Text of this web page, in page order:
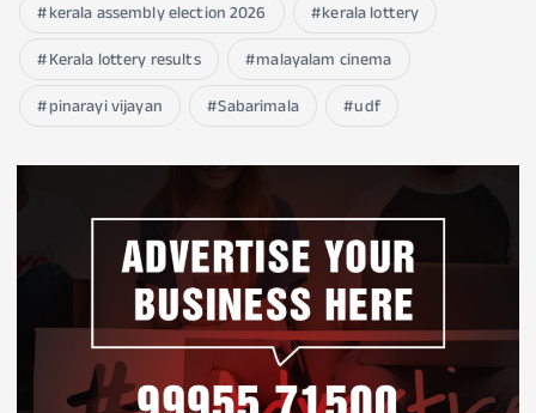
kerala assembly election 2026
kerala lottery
Kerala lottery results
malayalam cinema
pinarayi vijayan
Sabarimala udf